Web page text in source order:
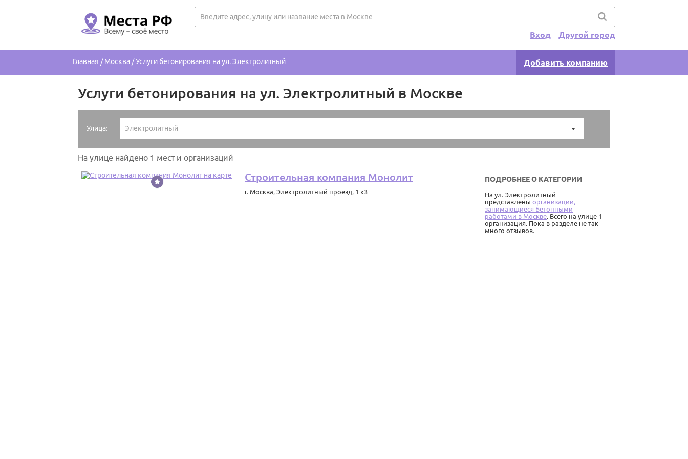
Другой город
Вход
Добавить компанию
Главная /Москва /Услуги бетонирования на ул. Электролитный
Услуги бетонирования на ул. Электролитный в Москве
Улица: Электролитный
На улице найдено 1 мест и организаций
Строительная компания Монолит
г. Москва, Электролитный проезд, 1 к3
ПОДРОБНЕЕ О КАТЕГОРИИ
На ул. Электролитный
представлены организации,
занимающиеся Бетонными
работами в Москве. Всего на улице 1
организация. Пока в разделе не так
много отзывов.